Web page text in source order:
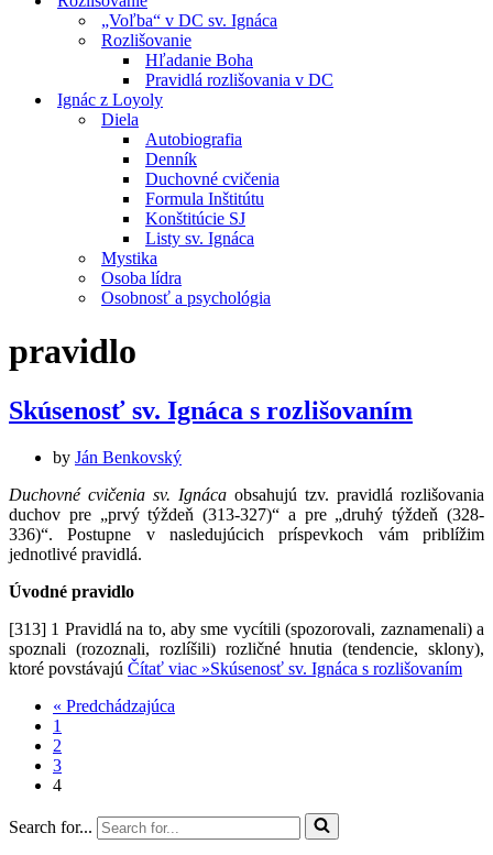
„Voľba“ v DC sv. Ignáca
Rozlišovanie
Hľadanie Boha
Pravidlá rozlišovania v DC
Ignác z Loyoly
Diela
Autobiografia
Denník
Duchovné cvičenia
Formula Inštitútu
Konštitúcie SJ
Listy sv. Ignáca
Mystika
Osoba lídra
Osobnosť a psychológia
pravidlo
Skúsenosť sv. Ignáca s rozlišovaním
by Ján Benkovský
Duchovné cvičenia sv. Ignáca obsahujú tzv. pravidlá rozlišovania
duchov pre „prvý týždeň (313-327)“ a pre „druhý týždeň (328-
336)“. Postupne v nasledujúcich príspevkoch vám priblížim
jednotlivé pravidlá.
Úvodné pravidlo
[313] 1 Pravidlá na to, aby sme vycítili (spozorovali, zaznamenali) a
spoznali (rozoznali, rozlíšili) rozličné hnutia (tendencie, sklony),
ktoré povstávajú Čítať viac »Skúsenosť sv. Ignáca s rozlišovaním
« Predchádzajúca
1
2
3
4
Search for...